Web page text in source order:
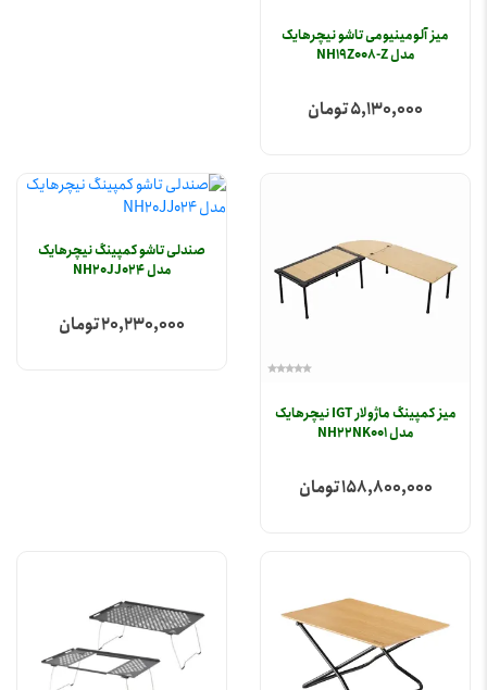
میز آلومینیومی تاشو نیچرهایک
مدل NH19Z008-Z
5,130,000 تومان
میز کمپینگ ماژولار IGT نیچرهایک
مدل NH22NK001
158,800,000 تومان
صندلی تاشو کمپینگ نیچرهایک
مدل NH20JJ024
20,230,000 تومان